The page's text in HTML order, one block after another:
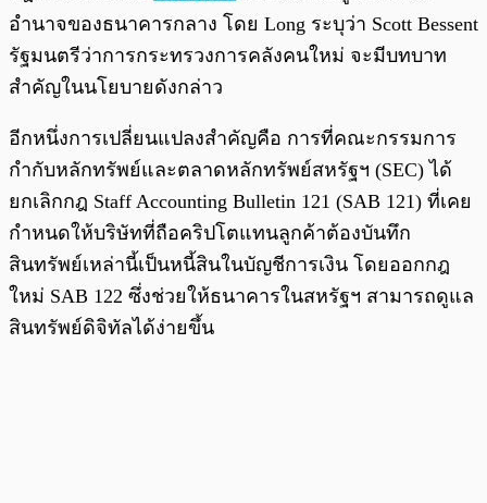
อำนาจของธนาคารกลาง โดย Long ระบุว่า Scott Bessent
รัฐมนตรีว่าการกระทรวงการคลังคนใหม่ จะมีบทบาท
สำคัญในนโยบายดังกล่าว
อีกหนึ่งการเปลี่ยนแปลงสำคัญคือ การที่คณะกรรมการ
กำกับหลักทรัพย์และตลาดหลักทรัพย์สหรัฐฯ (SEC) ได้
ยกเลิกกฎ Staff Accounting Bulletin 121 (SAB 121) ที่เคย
กำหนดให้บริษัทที่ถือคริปโตแทนลูกค้าต้องบันทึก
สินทรัพย์เหล่านี้เป็นหนี้สินในบัญชีการเงิน โดยออกกฎ
ใหม่ SAB 122 ซึ่งช่วยให้ธนาคารในสหรัฐฯ สามารถดูแล
สินทรัพย์ดิจิทัลได้ง่ายขึ้น